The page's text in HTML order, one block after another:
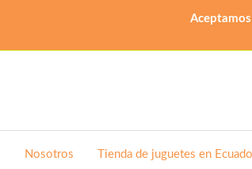
Nosotros Tienda de juguetes en